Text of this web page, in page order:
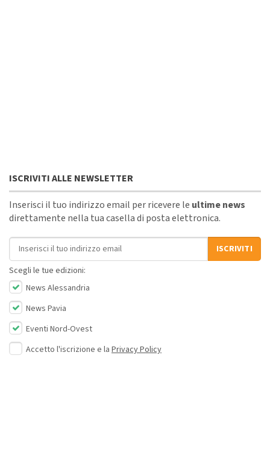
ISCRIVITI ALLE NEWSLETTER
Inserisci il tuo indirizzo email per ricevere le ultime news
direttamente nella tua casella di posta elettronica.
Indirizzo email
ISCRIVITI
Scegli le tue edizioni:
News Alessandria
News Pavia
Eventi Nord-Ovest
Accetto l'iscrizione e la Privacy Policy